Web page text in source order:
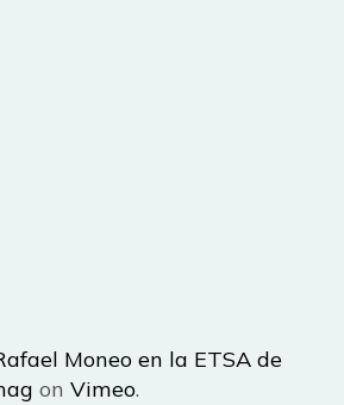
Moneo en la ETSA de
on Vimeo.